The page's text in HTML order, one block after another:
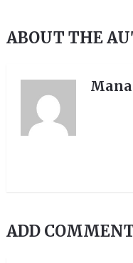
ABOUT THE
ADD